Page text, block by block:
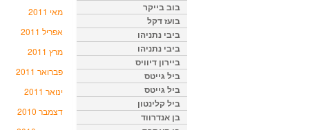
מאי 2011
אפריל 2011
מרץ 2011
פברואר 2011
ינואר 2011
דצמבר 2010
בוב בייקר
בועז דקל
ביבי נתניהו
ביבי נתניהו
ביירון דיוויס
ביל גייטס
ביל גייטס
ביל קלינטון
בן אנדרווד